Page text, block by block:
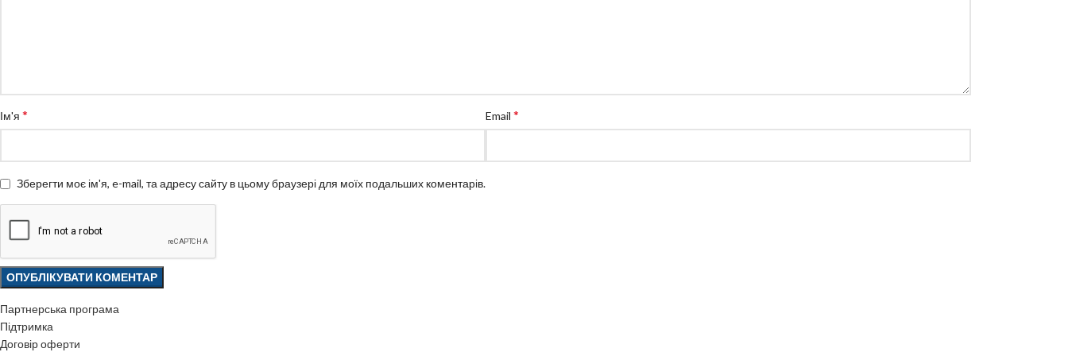
Ім'я * Email *
Зберегти моє ім'я, e-mail, та адресу сайту в цьому браузері для моїх подальших коментарів.
Партнерська програма
Підтримка
Договір оферти